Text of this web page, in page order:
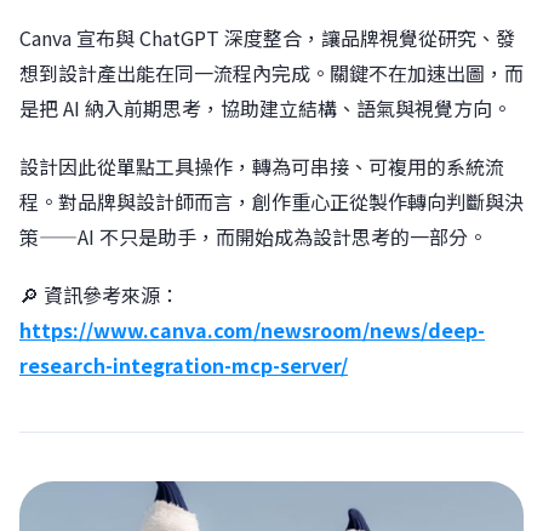
Canva 宣布與 ChatGPT 深度整合，讓品牌視覺從研究、發
想到設計產出能在同一流程內完成。關鍵不在加速出圖，而
是把 AI 納入前期思考，協助建立結構、語氣與視覺方向。
設計因此從單點工具操作，轉為可串接、可複用的系統流
程。對品牌與設計師而言，創作重心正從製作轉向判斷與決
策——AI 不只是助手，而開始成為設計思考的一部分。
🔎 資訊參考來源：
https://www.canva.com/newsroom/news/deep-
research-integration-mcp-server/